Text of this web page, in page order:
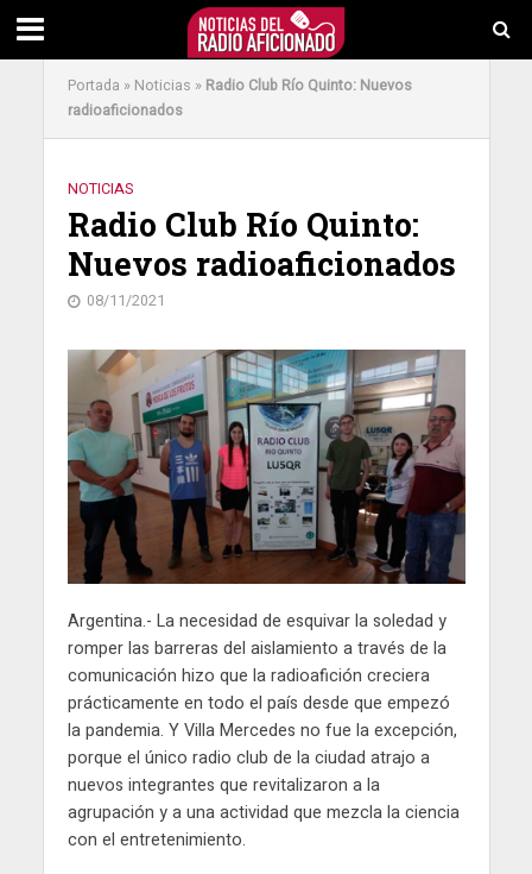
Portada » Noticias » Radio Club Río Quinto: Nuevos
radioaficionados
NOTICIAS
Radio Club Río Quinto:
Nuevos radioaficionados
08/11/2021
Argentina.- La necesidad de esquivar la soledad y
romper las barreras del aislamiento a través de la
comunicación hizo que la radioafición creciera
prácticamente en todo el país desde que empezó
la pandemia. Y Villa Mercedes no fue la excepción,
porque el único radio club de la ciudad atrajo a
nuevos integrantes que revitalizaron a la
agrupación y a una actividad que mezcla la ciencia
con el entretenimiento.